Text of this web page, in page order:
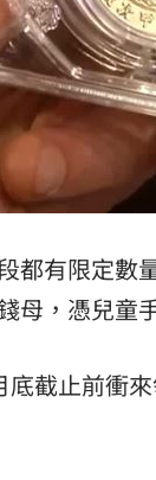
都有限定數
母，憑兒童
截止前衝來